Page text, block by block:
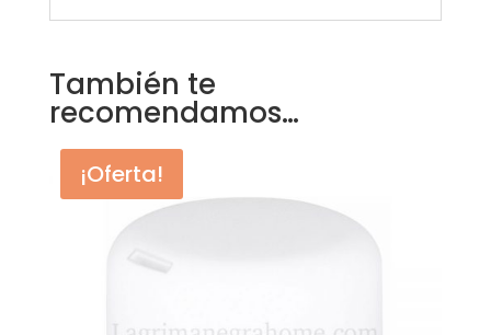
También te
recomendamos…
¡Oferta!